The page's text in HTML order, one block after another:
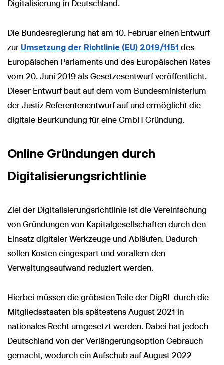
Digitalisierung in Deutschland.
Die Bundesregierung hat am 10. Februar einen Entwurf
zur Umsetzung der Richtlinie (EU) 2019/1151 des
Europäischen Parlaments und des Europäischen Rates
vom 20. Juni 2019 als Gesetzesentwurf veröffentlicht.
Dieser Entwurf baut auf dem vom Bundesministerium
der Justiz Referentenentwurf auf und ermöglicht die
digitale Beurkundung für eine GmbH Gründung.
Online Gründungen durch
Digitalisierungsrichtlinie
Ziel der Digitalisierungsrichtlinie ist die Vereinfachung
von Gründungen von Kapitalgesellschaften durch den
Einsatz digitaler Werkzeuge und Abläufen. Dadurch
sollen Kosten eingespart und vorallem den
Verwaltungsaufwand reduziert werden.
Hierbei müssen die gröbsten Teile der DigRL durch die
Mitgliedsstaaten bis spätestens August 2021 in
nationales Recht umgesetzt werden. Dabei hat jedoch
Deutschland von der Verlängerungsoption Gebrauch
gemacht, wodurch ein Aufschub auf August 2022